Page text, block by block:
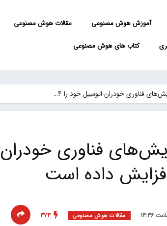
آموزش هوش مصنوعی مقالات هوش مصنوعی
کتاب های هوش مصنوعی
را 4…
فناوری خودران
مقالات هوش مصنوعی
374